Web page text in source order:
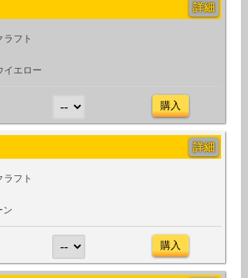
詳細
フト
イエロー
購入
詳細
フト
ン
購入